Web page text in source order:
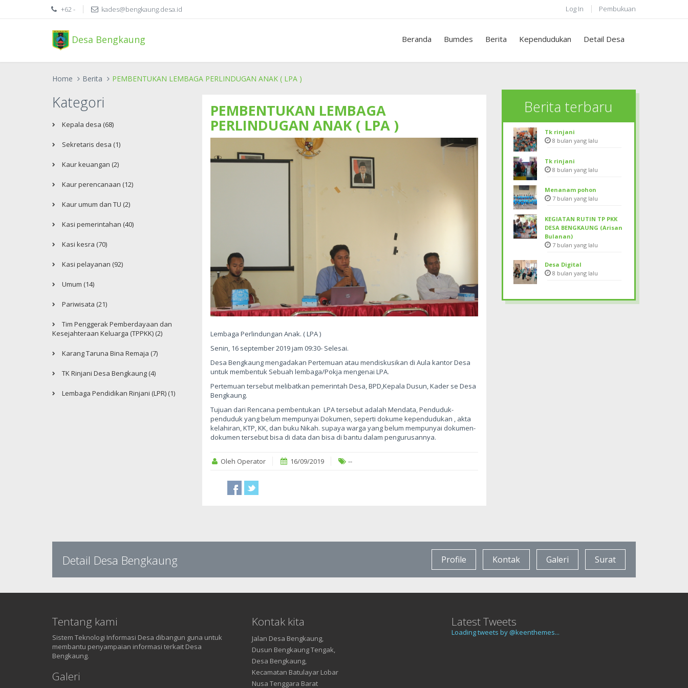
+62 - kades@bengkaung.desa.id Log In Pembukuan
Desa Bengkaung Beranda Bumdes Berita Kependudukan Detail Desa
Home Berita PEMBENTUKAN LEMBAGA PERLINDUGAN ANAK ( LPA )
Kategori
Kepala desa (68)
Sekretaris desa (1)
Kaur keuangan (2)
Kaur perencanaan (12)
Kaur umum dan TU (2)
Kasi pemerintahan (40)
Kasi kesra (70)
Kasi pelayanan (92)
Umum (14)
Pariwisata (21)
Tim Penggerak Pemberdayaan dan
Kesejahteraan Keluarga (TPPKK) (2)
Karang Taruna Bina Remaja (7)
TK Rinjani Desa Bengkaung (4)
Lembaga Pendidikan Rinjani (LPR) (1)
PEMBENTUKAN LEMBAGA
PERLINDUGAN ANAK ( LPA )
Lembaga Perlindungan Anak. ( LPA )
Senin, 16 september 2019 jam 09:30- Selesai.
Desa Bengkaung mengadakan Pertemuan atau mendiskusikan di Aula kantor Desa
untuk membentuk Sebuah lembaga/Pokja mengenai LPA.
Pertemuan tersebut melibatkan pemerintah Desa, BPD,Kepala Dusun, Kader se Desa
Bengkaung.
Tujuan dari Rencana pembentukan LPA tersebut adalah Mendata, Penduduk-
penduduk yang belum mempunyai Dokumen, seperti dokume kependudukan , akta
kelahiran, KTP, KK, dan buku Nikah. supaya warga yang belum mempunyai dokumen-
dokumen tersebut bisa di data dan bisa di bantu dalam pengurusannya.
Oleh Operator 16/09/2019 --
Berita terbaru
Tk rinjani
8 bulan yang lalu
Tk rinjani
8 bulan yang lalu
Menanam pohon
7 bulan yang lalu
KEGIATAN RUTIN TP PKK
DESA BENGKAUNG (Arisan
Bulanan)
7 bulan yang lalu
Desa Digital
8 bulan yang lalu
Detail Desa Bengkaung Profile Kontak Galeri Surat
Tentang kami
Sistem Teknologi Informasi Desa dibangun guna untuk
membantu penyampaian informasi terkait Desa
Bengkaung.
Galeri
Kontak kita
Jalan Desa Bengkaung,
Dusun Bengkaung Tengak,
Desa Bengkaung,
Kecamatan Batulayar Lobar
Nusa Tenggara Barat
Latest Tweets
Loading tweets by @keenthemes...